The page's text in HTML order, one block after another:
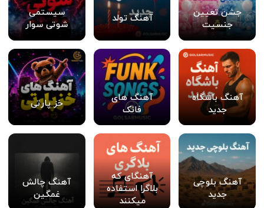
جشن تعیین
جنسیت
آهنگ تولد
سیستمی
شوتی سوار
آهنگ باشگاه
جدید
آهنگ های
فانک
خز پارتی
آهنگ بلوچی
جدید
آهنگای که
بلاگرا استفاده
میکنند
آهنگ چالش
غمگین